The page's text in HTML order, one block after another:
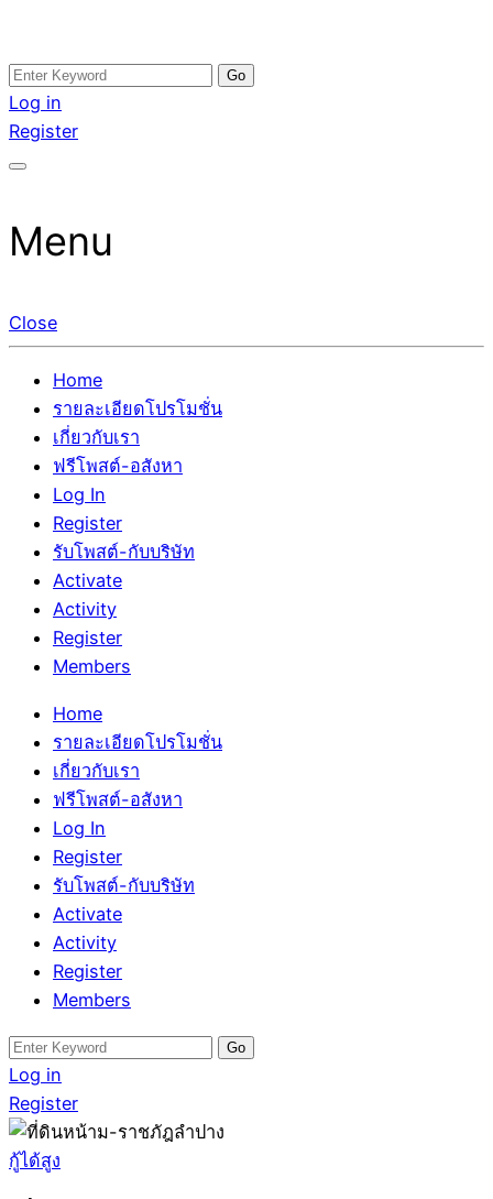
Skip
to
content
อสังหาโพสต์ รีวิวเยอะ รับจ้างโพสต์ขายบ้าน รับจ้างโพสต์อสัง
หา แตกต่างอย่างตั้งใจ รับรองผล อันดับ1 การโพสต์ขายอสังหา
กับทีมงานบริษัท บ้าน ที่ดิน คอนโด ติดGoogleหน้าแรกได้จริงๆ
รับจ้างโพสอสังหา ขายบ้าน อสังหาโพสต์ เชื่อถือได้จริง รับ
โพสต์ ที่ดิน กับทีมงานบริษัท ถูกและดีที่สุด ไม่มีค่านายหน้า
ขายได้จริงๆ ช่วยสร้างโอกาสในการขายได้มากกว่า ที่เดียว ที่
Search
for:
Log in
Register
Menu
Close
Home
รายละเอียดโปรโมชั่น
เกี่ยวกับเรา
ฟรีโพสต์-อสังหา
Log In
Register
รับโพสต์-กับบริษัท
Activate
Activity
Register
Members
Home
รายละเอียดโปรโมชั่น
เกี่ยวกับเรา
ฟรีโพสต์-อสังหา
Log In
Register
รับโพสต์-กับบริษัท
Activate
Activity
Register
Members
Search
for:
Log in
Register
กู้ได้สูง